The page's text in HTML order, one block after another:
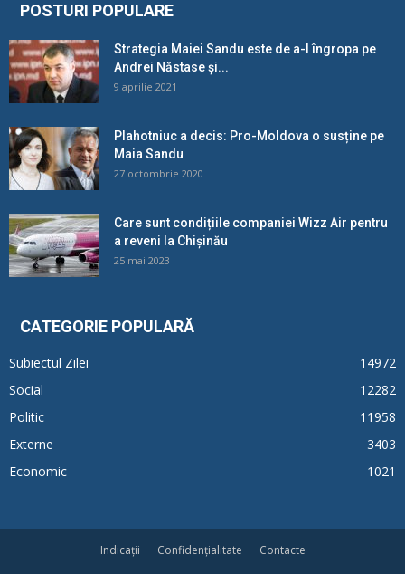
POSTURI POPULARE
Strategia Maiei Sandu este de a-l îngropa pe
Andrei Năstase și...
9 aprilie 2021
Plahotniuc a decis: Pro-Moldova o susține pe
Maia Sandu
27 octombrie 2020
Care sunt condițiile companiei Wizz Air pentru
a reveni la Chișinău
25 mai 2023
CATEGORIE POPULARĂ
Subiectul Zilei
14972
Social
12282
Politic
11958
Externe
3403
Economic
1021
Indicații Confidențialitate
Contacte